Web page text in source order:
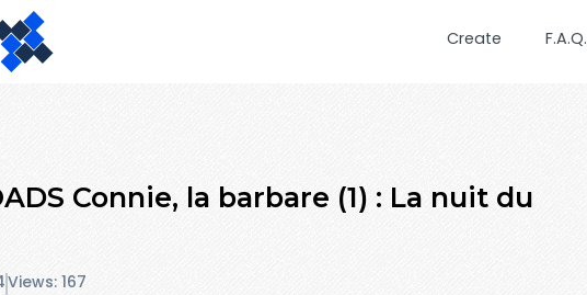
Create F.A.Q.
Connie, la barbare (1) : La nuit du
Views: 167